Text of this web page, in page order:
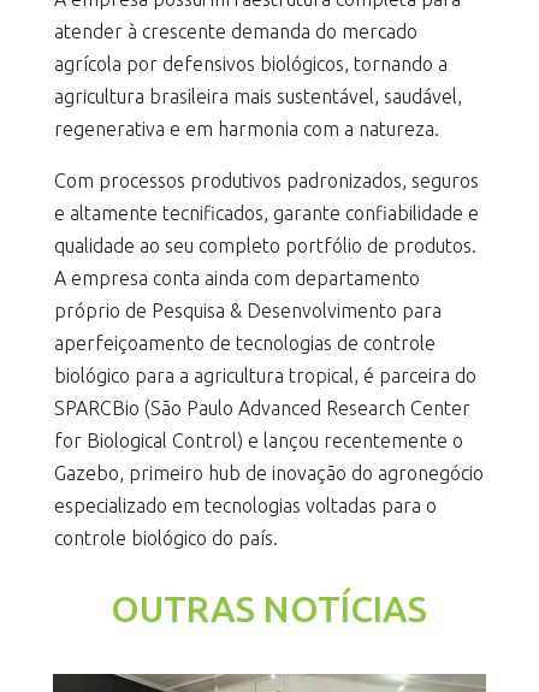
atender à crescente demanda do mercado
agrícola por defensivos biológicos, tornando a
agricultura brasileira mais sustentável, saudável,
regenerativa e em harmonia com a natureza.
Com processos produtivos padronizados, seguros
e altamente tecnificados, garante confiabilidade e
qualidade ao seu completo portfólio de produtos.
A empresa conta ainda com departamento
próprio de Pesquisa & Desenvolvimento para
aperfeiçoamento de tecnologias de controle
biológico para a agricultura tropical, é parceira do
SPARCBio (São Paulo Advanced Research Center
for Biological Control) e lançou recentemente o
Gazebo, primeiro hub de inovação do agronegócio
especializado em tecnologias voltadas para o
controle biológico do país.
OUTRAS NOTÍCIAS